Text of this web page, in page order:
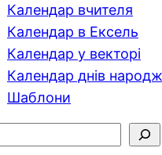
Календар вчителя
Календар в Ексель
Календар у векторі
Календар днів
Шаблони